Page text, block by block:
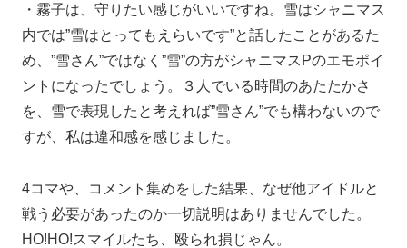
・霧子は、守りたい感じがいいですね。雪はシャニマス
内では”雪はとってもえらいです”と話したことがあるた
め、”雪さん”ではなく”雪”の方がシャニマスPのエモポイ
ントになったでしょう。３人でいる時間のあたたかさ
を、雪で表現したと考えれば”雪さん”でも構わないので
すが、私は違和感を感じました。
4コマや、コメント集めをした結果、なぜ他アイドルと
戦う必要があったのか一切説明はありませんでした。
HO!HO!スマイルたち、殴られ損じゃん。